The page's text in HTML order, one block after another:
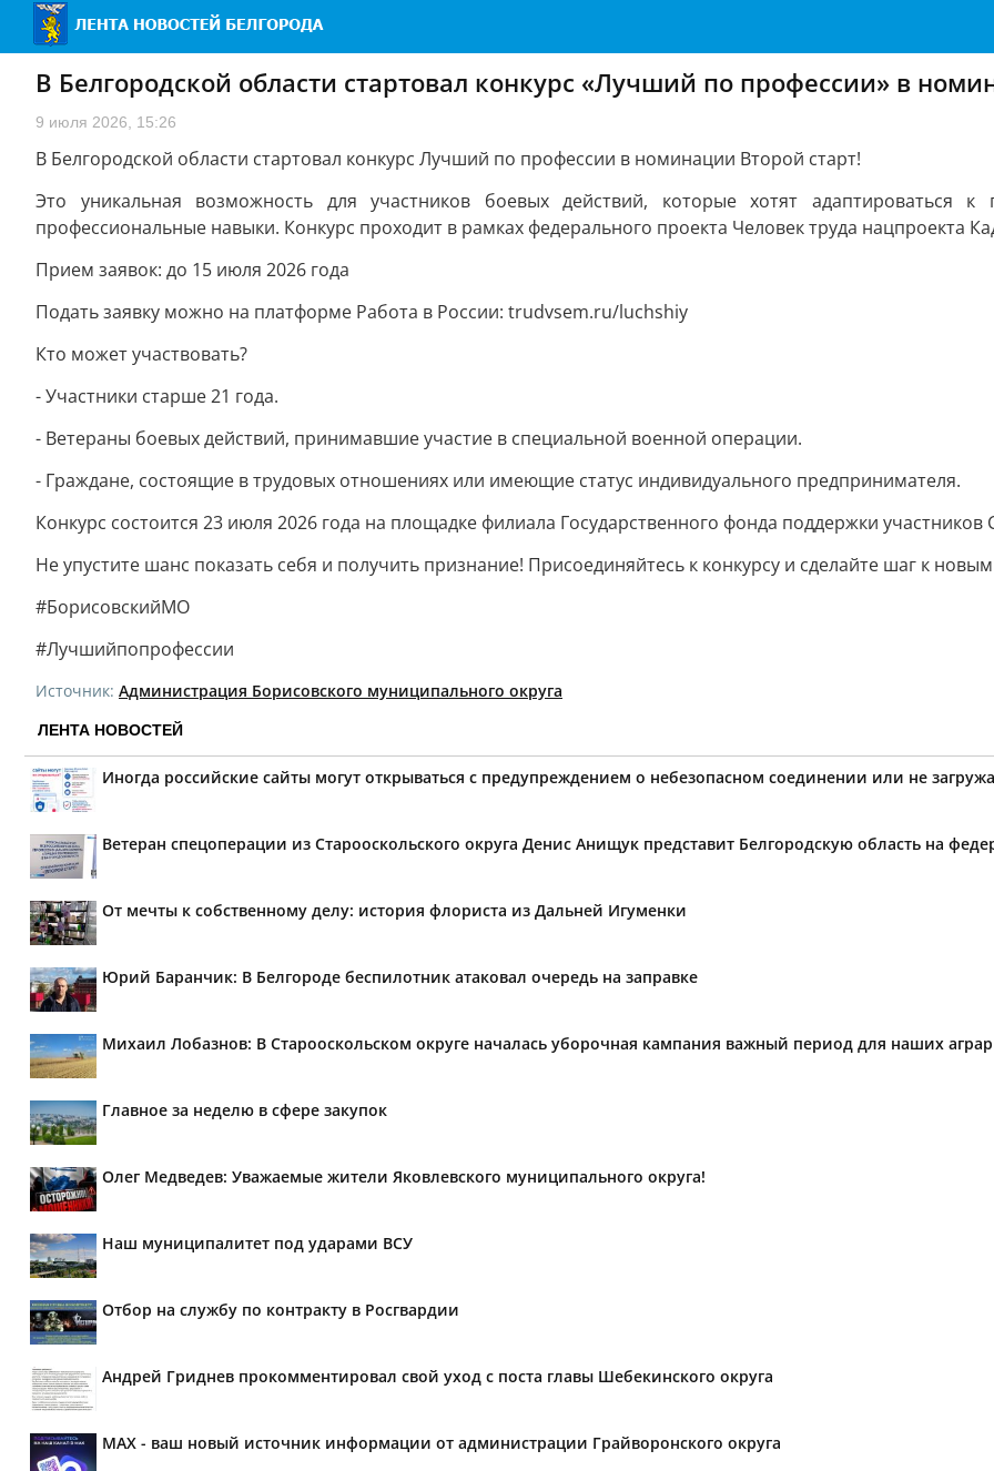
В Белгородской области стартовал конкурс «Лучший по профессии» в
9 июля 2026, 15:26
В Белгородской области стартовал конкурс Лучший по профессии в номинации Второй старт!
Это уникальная возможность для участников боевых действий, которые хотят адаптироваться
профессиональные навыки. Конкурс проходит в рамках федерального проекта Человек труда нацпроекта
Прием заявок: до 15 июля 2026 года
Подать заявку можно на платформе Работа в России: trudvsem.ru/luchshiy
Кто может участвовать?
- Участники старше 21 года.
- Ветераны боевых действий, принимавшие участие в специальной военной операции.
- Граждане, состоящие в трудовых отношениях или имеющие статус индивидуального предпринимателя.
Конкурс состоится 23 июля 2026 года на площадке филиала Государственного фонда поддержки
Не упустите шанс показать себя и получить признание! Присоединяйтесь к конкурсу и сделайте шаг к
#БорисовскийМО
#Лучшийпопрофессии
Источник: Администрация Борисовского муниципального округа
ЛЕНТА НОВОСТЕЙ
Иногда российские сайты могут открываться с предупреждением о небезопасном соединении или не
Ветеран спецоперации из Старооскольского округа Денис Анищук представит Белгородскую область на
От мечты к собственному делу: история флориста из Дальней Игуменки
Юрий Баранчик: В Белгороде беспилотник атаковал очередь на заправке
Михаил Лобазнов: В Старооскольском округе началась уборочная кампания важный период для наших
Главное за неделю в сфере закупок
Олег Медведев: Уважаемые жители Яковлевского муниципального округа!
Наш муниципалитет под ударами ВСУ
Отбор на службу по контракту в Росгвардии
Андрей Гриднев прокомментировал свой уход с поста главы Шебекинского округа
MAX - ваш новый источник информации от администрации Грайворонского округа